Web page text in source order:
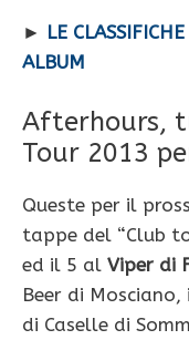
► LE
ALBUM
Afterhours,
Tour 2013
Queste per il
tappe del “Club
ed il 5 al Viper di
Beer di
di Caselle di